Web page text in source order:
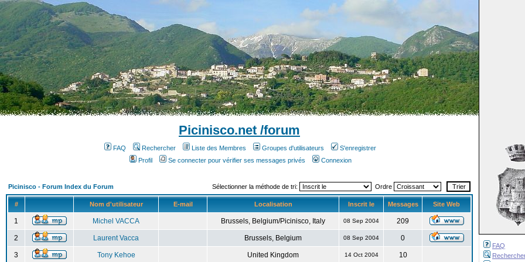
FAQ
Picinisco.net /forum
FAQ Rechercher Liste des Membres Groupes d'utilisateurs
S'enregistrer
Profil
Se connecter pour vérifier ses messages privés Connexion
Picinisco - Forum Index du Forum Sélectionner la méthode de tri: Ordre
# Nom d'utilisateur E-mail Localisation Inscrit le Messages Site Web
1 Michel VACCA Brussels, Belgium/Picinisco, Italy 08 Sep 2004 209
2 Laurent Vacca Brussels, Belgium 08 Sep 2004 0
3 Tony Kehoe United Kingdom 14 Oct 2004 10